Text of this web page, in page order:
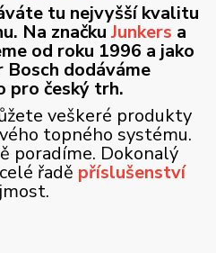
tu nejvyšší kvalitu
Na značkuJunkers a
od roku 1996 a jako
dodáváme
pro český trh.
veškeré produkty
topného systému.
poradíme. Dokonalý
řadě příslušenství